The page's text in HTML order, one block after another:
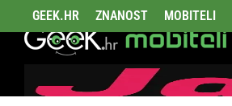
GEEK.HR ZNANOST MOBITELI